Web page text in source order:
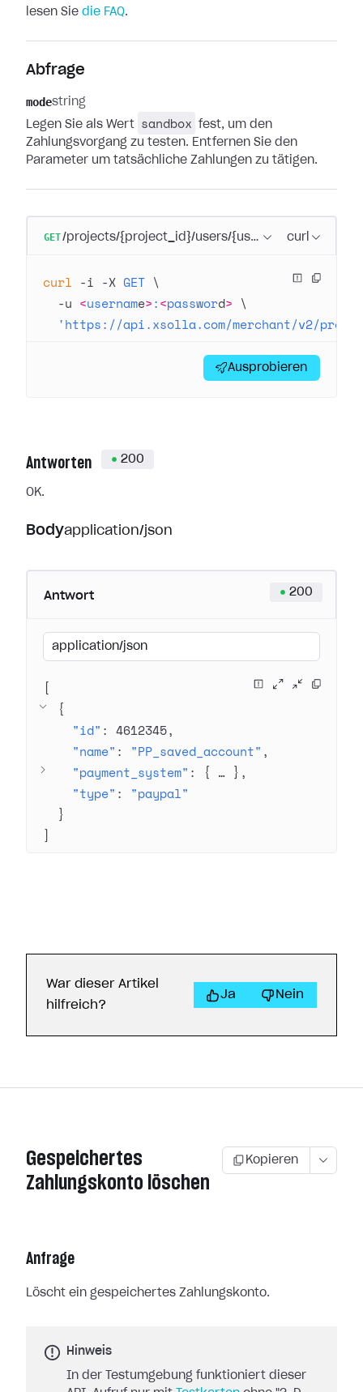
lesen Sie die FAQ.
Abfrage
modestring
Legen Sie als Wert
sandbox
fest, um den
Zahlungsvorgang zu testen. Entfernen Sie den
Parameter um tatsächliche Zahlungen zu tätigen.
GET/projects/{project_id}/users/{user_id}/curl
curl -i -X GET \
  -u
<username>:<password> \
'https://api.xsolla.com/merchant/v2/
Ausprobieren
Antworten 200
OK.
Bodyapplication/json
Antwort 200
application/json
[
{
"id" : 4612345
"name" : "PP_saved_account"
"payment_system" : { … }
"type" : "paypal"
}
]
War dieser Artikel
hilfreich?
Ja Nein
Gespeichertes
Zahlungskonto löschen
Kopieren
Anfrage
Löscht ein gespeichertes Zahlungskonto.
Hinweis
In der Testumgebung funktioniert dieser